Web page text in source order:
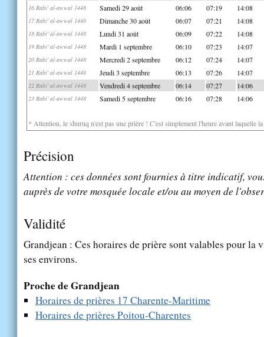
16 Rabi' al-awwal 1448 Samedi 29 août 06:06 07:19 14:08
17 Rabi' al-awwal 1448 Dimanche 30 août 06:07 07:21 14:08
18 Rabi' al-awwal 1448 Lundi 31 août 06:09 07:22 14:08
19 Rabi' al-awwal 1448 Mardi 1 septembre 06:10 07:23 14:07
20 Rabi' al-awwal 1448 Mercredi 2 septembre 06:12 07:24 14:07
21 Rabi' al-awwal 1448 Jeudi 3 septembre 06:13 07:26 14:07
22 Rabi' al-awwal 1448 Vendredi 4 septembre 06:14 07:27 14:06
23 Rabi' al-awwal 1448 Samedi 5 septembre 06:16 07:28 14:06
* Attention, le shuruq n'est pas une prière ! C'est simplement l'heure avant laquelle
Précision
Attention : ces données sont fournies à titre indicatif,
auprès de votre mosquée locale et/ou au moyen de
Validité
Grandjean : Ces horaires de prière sont valables pour la
ses environs.
Proche de Grandjean
Horaires de prières 17 Charente-Maritime
Horaires de prières Poitou-Charentes